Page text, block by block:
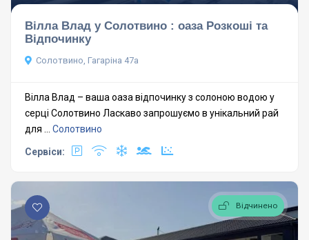
Вілла Влад у Солотвино : оаза Розкоші та
Відпочинку
Солотвино, Гагаріна 47а
Вілла Влад – ваша оаза відпочинку з солоною водою у
серці Солотвино Ласкаво запрошуємо в унікальний рай
для ... Солотвино
Сервіси:
Відчинено